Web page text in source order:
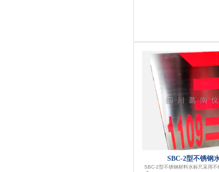
SBC-2型不锈钢
SBC-2型不锈钢材料水标尺采用